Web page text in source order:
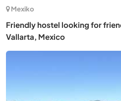
Mexiko
Friendly hostel looking for
Vallarta, Mexico